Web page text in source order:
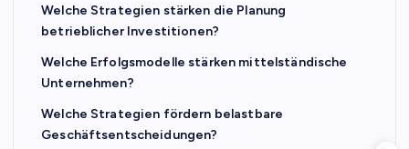
Welche Strategien stärken die Planung
betrieblicher Investitionen?
Welche Erfolgsmodelle stärken mittelständische
Unternehmen?
Welche Strategien fördern belastbare
Geschäftsentscheidungen?